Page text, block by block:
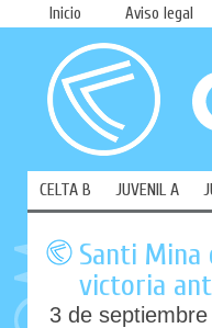
Inicio Aviso legal
CELTA B JUVENIL A
Santi Mina
victoria
3 de